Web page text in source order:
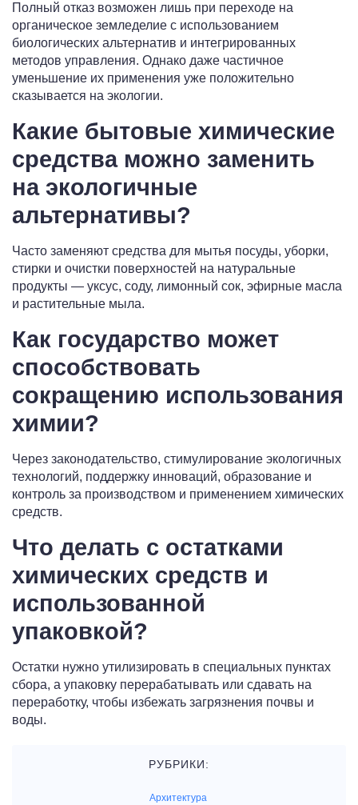
Полный отказ возможен лишь при переходе на
органическое земледелие с использованием
биологических альтернатив и интегрированных
методов управления. Однако даже частичное
уменьшение их применения уже положительно
сказывается на экологии.
Какие бытовые химические
средства можно заменить
на экологичные
альтернативы?
Часто заменяют средства для мытья посуды, уборки,
стирки и очистки поверхностей на натуральные
продукты — уксус, соду, лимонный сок, эфирные масла
и растительные мыла.
Как государство может
способствовать
сокращению использования
химии?
Через законодательство, стимулирование экологичных
технологий, поддержку инноваций, образование и
контроль за производством и применением химических
средств.
Что делать с остатками
химических средств и
использованной
упаковкой?
Остатки нужно утилизировать в специальных пунктах
сбора, а упаковку перерабатывать или сдавать на
переработку, чтобы избежать загрязнения почвы и
воды.
РУБРИКИ:
Архитектура